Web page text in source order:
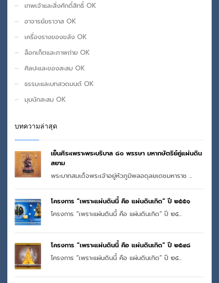
เทพเจ้าและสิ่งศักดิ์สิทธิ์ OK
อาจารย์ฆราวาส OK
เครื่องรางของขลัง OK
ล็อกเก็ตและภาพถ่าย OK
ศิลปะและของสะสม OK
ธรรมะและบทสวดมนต์ OK
มุมนักสะสม OK
บทความล่าสุด
เย็นศิระเพราะพระบริบาล ๘๐ พรรษา มหากษัตริย์คู่แผ่นดิน
สยาม
พระบาทสมเด็จพระเจ้าอยู่หัวภูมิพลอดุลยเดชมหาราช ...
โครงการ “เพราะแผ่นดินนี้ คือ แผ่นดินเกิด” ปี ๒๕๕๑
โครงการ “เพราะแผ่นดินนี้ คือ แผ่นดินเกิด” ปี ๒๕...
โครงการ “เพราะแผ่นดินนี้ คือ แผ่นดินเกิด” ปี ๒๕๔๘
โครงการ “เพราะแผ่นดินนี้ คือ แผ่นดินเกิด” ปี ๒๕...